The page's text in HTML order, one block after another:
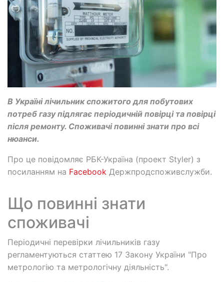
В Україні лічильник спожитого для побутових
потреб газу підлягає періодичній повірці та повірці
після ремонту. Споживачі повинні знати про всі
нюанси.
Про це повідомляє РБК-Україна (проект Styler) з
посиланням на Facebook Держпродспоживслужби.
Що повинні знати
споживачі
Періодичні перевірки лічильників газу
регламентуються статтею 17 Закону України "Про
метрологію та метрологічну діяльність".